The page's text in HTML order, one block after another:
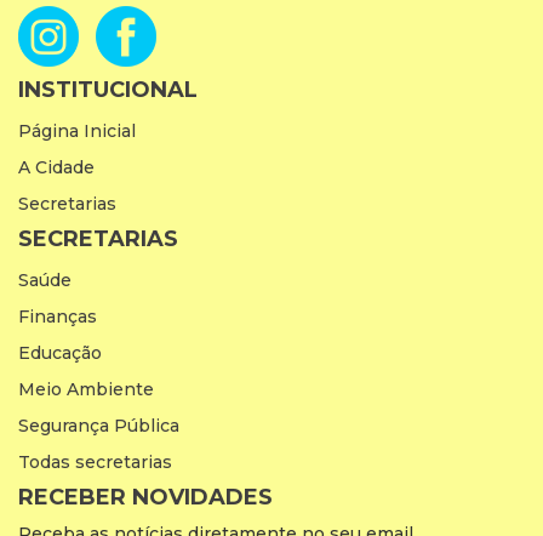
INSTITUCIONAL
Página Inicial
A Cidade
Secretarias
SECRETARIAS
Saúde
Finanças
Educação
Meio Ambiente
Segurança Pública
Todas secretarias
RECEBER NOVIDADES